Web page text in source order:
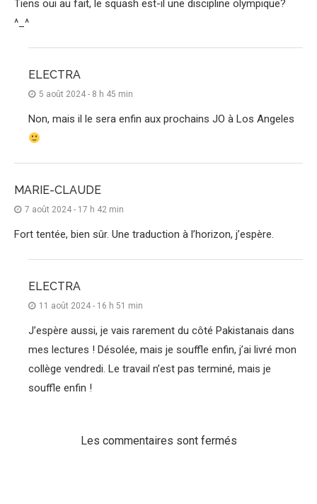
Tiens oui au fait, le squash est-il une discipline olympique?
^_^
ELECTRA
5 août 2024 - 8 h 45 min
Non, mais il le sera enfin aux prochains JO à Los Angeles
MARIE-CLAUDE
7 août 2024 - 17 h 42 min
Fort tentée, bien sûr. Une traduction à l’horizon, j’espère.
ELECTRA
11 août 2024 - 16 h 51 min
J’espère aussi, je vais rarement du côté Pakistanais dans
mes lectures ! Désolée, mais je souffle enfin, j’ai livré mon
collège vendredi. Le travail n’est pas terminé, mais je
souffle enfin !
Les commentaires sont fermés